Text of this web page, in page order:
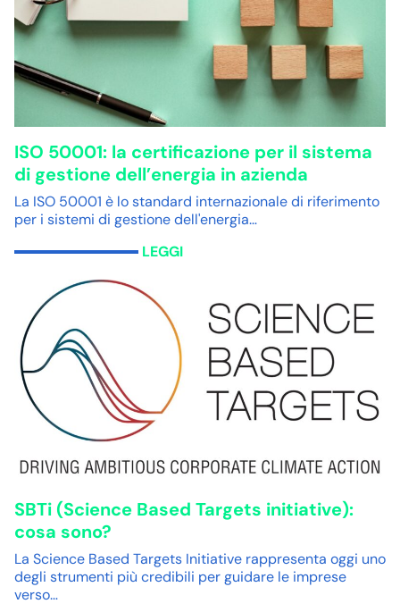
ISO 50001: la certificazione per il sistema
di gestione dell’energia in azienda
La ISO 50001 è lo standard internazionale di riferimento
per i sistemi di gestione dell'energia…
LEGGI
SBTi (Science Based Targets initiative):
cosa sono?
La Science Based Targets Initiative rappresenta oggi uno
degli strumenti più credibili per guidare le imprese
verso…